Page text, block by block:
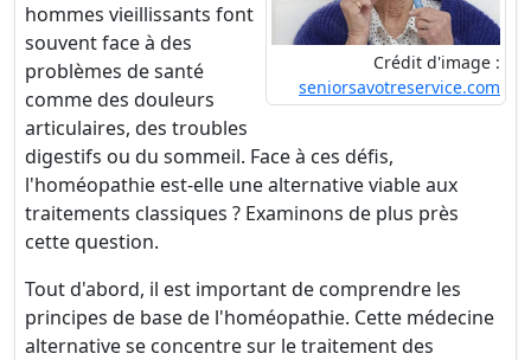
Crédit d'image :
seniorsavotreservice.com
hommes vieillissants font
souvent face à des
problèmes de santé
comme des douleurs
articulaires, des troubles
digestifs ou du sommeil. Face à ces défis,
l'homéopathie est-elle une alternative viable aux
traitements classiques ? Examinons de plus près
cette question.
Tout d'abord, il est important de comprendre les
principes de base de l'homéopathie. Cette médecine
alternative se concentre sur le traitement des